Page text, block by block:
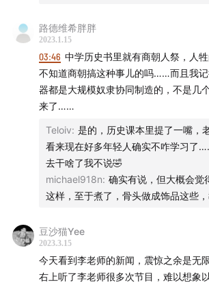
节目运营 小米粒
节目制作 hualun
logo设计 杨文骥
特别感谢 Garfield
- 本节目由JustPod出品 © 2023 上海
公司 -
路德维希胖胖
2023.1.15
03:46 中学历史书里就有商朝人祭，人
不知道商朝搞这种事儿的吗……而且我
器都是大规模奴隶协同制造的，不是几
来了……
Teloiv: 是的，历史课本里提了一嘴，
看来现在好多年轻人确实不咋学习了
去干啥了我不说🤣
michael918n: 确实有说，但大概会觉
这样，至于煮了，骨头做成饰品这些
豆沙猫Yee
2023.3.15
今天看到李老师的新闻，震惊之余是无
右上听了李老师很多次节目，难以想象